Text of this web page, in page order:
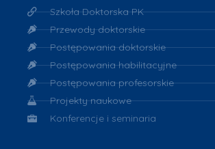
Szkoła Doktorska PK
Przewody doktorskie
Postępowania doktorskie
Postępowania habilitacyjne
Postępowania profesorskie
Projekty naukowe
Konferencje i seminaria